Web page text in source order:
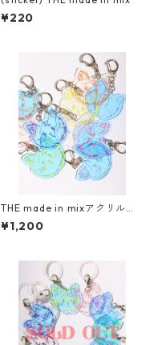
¥220
THE made in mixアクリルキ
ーホルダー
¥1,200